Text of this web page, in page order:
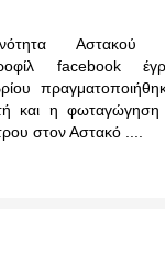
Αστακού
facebook
και η φωταγώγηση
στον Αστακό ....